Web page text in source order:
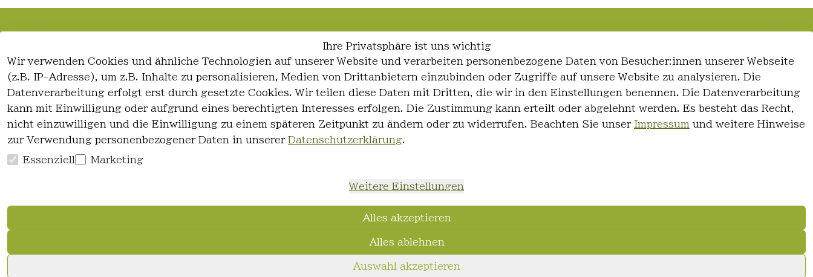
Ihre Privatsphäre ist uns wichtig
Wir verwenden Cookies und ähnliche Technologien auf unserer Website und verarbeiten personenbezogene Daten von Besucher:innen unserer Webseite
(z.B. IP-Adresse), um z.B. Inhalte zu personalisieren, Medien von Drittanbietern einzubinden oder Zugriffe auf unsere Website zu analysieren. Die
Datenverarbeitung erfolgt erst durch gesetzte Cookies. Wir teilen diese Daten mit Dritten, die wir in den Einstellungen benennen. Die Datenverarbeitung
kann mit Einwilligung oder aufgrund eines berechtigten Interesses erfolgen. Die Zustimmung kann erteilt oder abgelehnt werden. Es besteht das Recht,
nicht einzuwilligen und die Einwilligung zu einem späteren Zeitpunkt zu ändern oder zu widerrufen. Beachten Sie unser Impressum und weitere Hinweise
zur Verwendung personenbezogener Daten in unserer Datenschutzerklärung.
Essenziell Marketing
Weitere Einstellungen
Alles akzeptieren
Alles ablehnen
Auswahl akzeptieren
AGB
Impressum
Datenschutzerklärung
Widerrufsrecht
Kontakt
Registrieren